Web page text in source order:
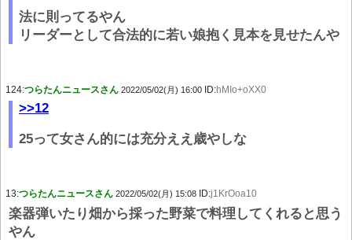
法に則ってるやん
リーダーとして合法的に若い娘抱く見本を見せたんや
124:つらたんニュースさん 2022/05/02(月) 16:00 ID:hMIo+oXX0
>>12
25って女さん的には充分ええ歳やしな
13:つらたんニュースさん 2022/05/02(月) 15:08 ID:j1KrOoa10
楽器弾いたり畑から採った野菜で料理してくれると思う
やん